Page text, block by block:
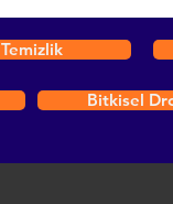
Temizlik
Bitkisel